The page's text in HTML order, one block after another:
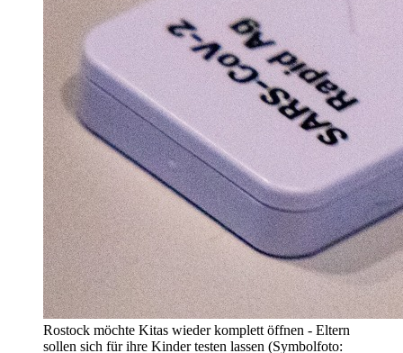
Rostock möchte Kitas wieder komplett öffnen - Eltern
sollen sich für ihre Kinder testen lassen (Symbolfoto: